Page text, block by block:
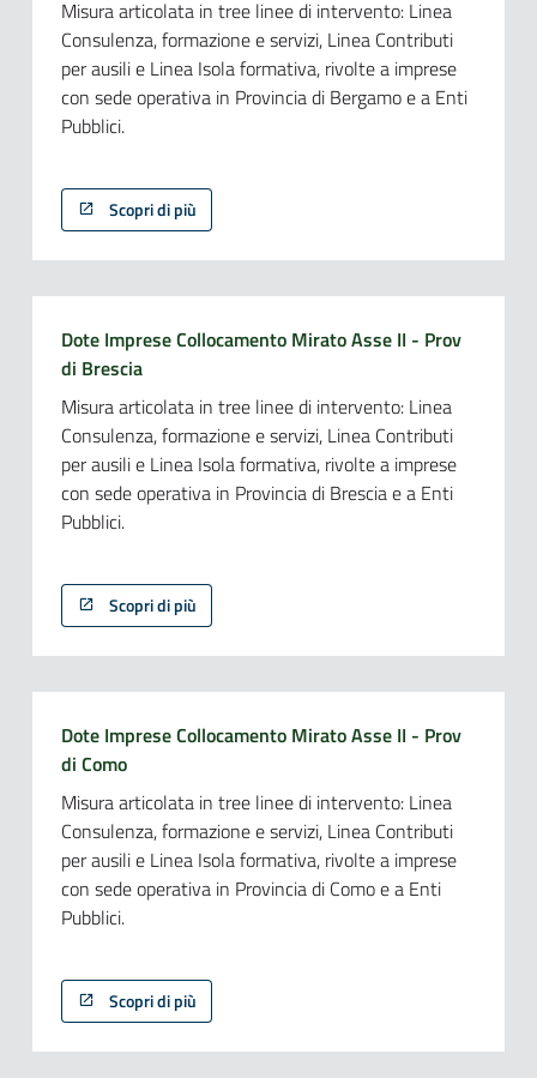
Misura articolata in tree linee di intervento: Linea
Consulenza, formazione e servizi, Linea Contributi
per ausili e Linea Isola formativa, rivolte a imprese
con sede operativa in Provincia di Bergamo e a Enti
Pubblici.
Scopri di più
Dote Imprese Collocamento Mirato Asse II - Prov
di Brescia
Misura articolata in tree linee di intervento: Linea
Consulenza, formazione e servizi, Linea Contributi
per ausili e Linea Isola formativa, rivolte a imprese
con sede operativa in Provincia di Brescia e a Enti
Pubblici.
Scopri di più
Dote Imprese Collocamento Mirato Asse II - Prov
di Como
Misura articolata in tree linee di intervento: Linea
Consulenza, formazione e servizi, Linea Contributi
per ausili e Linea Isola formativa, rivolte a imprese
con sede operativa in Provincia di Como e a Enti
Pubblici.
Scopri di più